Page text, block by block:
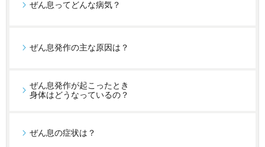
ぜん息ってどんな病気？
ぜん息発作の主な原因は？
ぜん息発作が起こったとき
身体はどうなっているの？
ぜん息の症状は？